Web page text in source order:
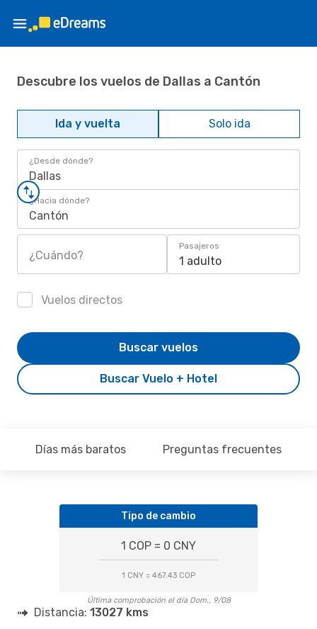
Descubre los vuelos de Dallas a Cantón
Ida y vuelta Solo ida
¿Desde dónde?
Dallas
¿Hacia dónde?
Cantón
¿Cuándo?
Pasajeros
1 adulto
Vuelos directos
Buscar Vuelo + Hotel
Buscar vuelos
Días más baratos Preguntas frecuentes
Tipo de cambio
1 COP = 0 CNY
1 CNY = 467.43 COP
Última comprobación el día Dom., 9/08
Distancia: 13027 kms